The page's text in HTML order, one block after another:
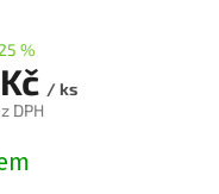
%
/ ks
DPH